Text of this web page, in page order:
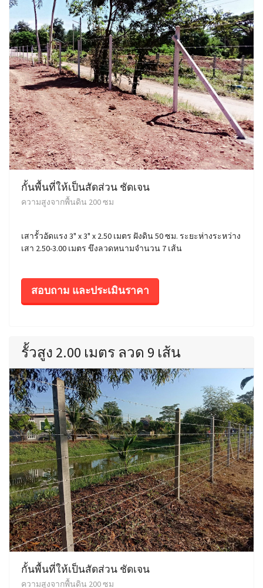
กั้นพื้นที่ให้เป็นสัดส่วน ชัดเจน
ความสูงจากพื้นดิน 200 ซม
เสารั้วอัดแรง 3" x 3" x 2.50 เมตร ฝังดิน 50 ซม. ระยะห่างระหว่าง
เสา 2.50-3.00 เมตร ขึงลวดหนามจำนวน 7 เส้น
สอบถาม และประเมินราคา
รั้วสูง 2.00 เมตร ลวด 9 เส้น
กั้นพื้นที่ให้เป็นสัดส่วน ชัดเจน
ความสูงจากพื้นดิน 200 ซม